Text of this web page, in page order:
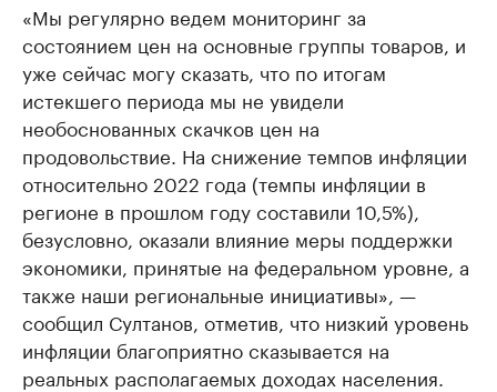
«Мы регулярно ведем мониторинг за
состоянием цен на основные группы товаров, и
уже сейчас могу сказать, что по итогам
истекшего периода мы не увидели
необоснованных скачков цен на
продовольствие. На снижение темпов инфляции
относительно 2022 года (темпы инфляции в
регионе в прошлом году составили 10,5%),
безусловно, оказали влияние меры поддержки
экономики, принятые на федеральном уровне, а
также наши региональные инициативы», —
сообщил Султанов, отметив, что низкий уровень
инфляции благоприятно сказывается на
реальных располагаемых доходах населения.